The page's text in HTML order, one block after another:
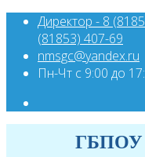
Директор - 8
(81853) 407-69
nmsgc@yandex.ru
Пн-Чт с 9:00 до
ГБПОУ